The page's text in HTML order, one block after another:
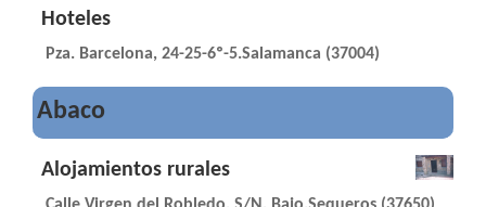
Hoteles
Pza. Barcelona, 24-25-6º-5.Salamanca (37004)
Abaco
Alojamientos rurales